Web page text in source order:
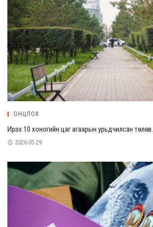
ОНЦЛОХ
Ирэх 10 хоногийн цаг агаарын урьдчилсан төлөв.
2026-05-29